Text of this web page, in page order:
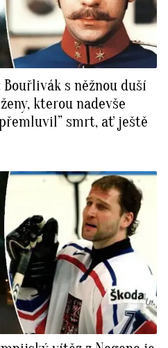
s něžnou duší
kterou nadevše
smrt, ať ještě